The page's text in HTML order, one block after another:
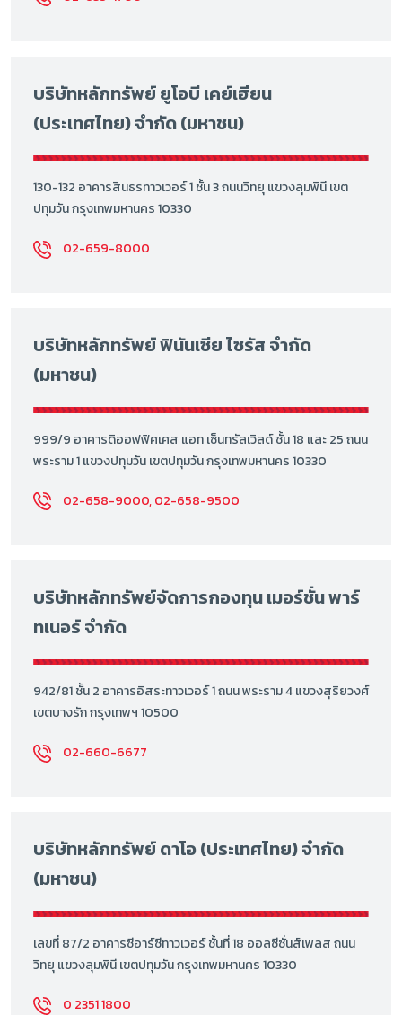
บริษัทหลักทรัพย์ ยูโอบี เคย์เฮียน
(ประเทศไทย) จำกัด (มหาชน)
130-132 อาคารสินธรทาวเวอร์ 1 ชั้น 3 ถนนวิทยุ แขวงลุมพินี เขต
ปทุมวัน กรุงเทพมหานคร 10330
02-659-8000
บริษัทหลักทรัพย์ ฟินันเซีย ไซรัส จำกัด
(มหาชน)
999/9 อาคารดิออฟฟิศเศส แอท เซ็นทรัลเวิลด์ ชั้น 18 และ 25 ถนน
พระราม 1 แขวงปทุมวัน เขตปทุมวัน กรุงเทพมหานคร 10330
02-658-9000, 02-658-9500
บริษัทหลักทรัพย์จัดการกองทุน เมอร์ชั่น พาร์
ทเนอร์ จำกัด
942/81 ชั้น 2 อาคารอิสระทาวเวอร์ 1 ถนน พระราม 4 แขวงสุริยวงศ์
เขตบางรัก กรุงเทพฯ 10500
02-660-6677
บริษัทหลักทรัพย์ ดาโอ (ประเทศไทย) จำกัด
(มหาชน)
เลขที่ 87/2 อาคารซีอาร์ซีทาวเวอร์ ชั้นที่ 18 ออลซีซั่นส์เพลส ถนน
วิทยุ แขวงลุมพินี เขตปทุมวัน กรุงเทพมหานคร 10330
0 2351 1800